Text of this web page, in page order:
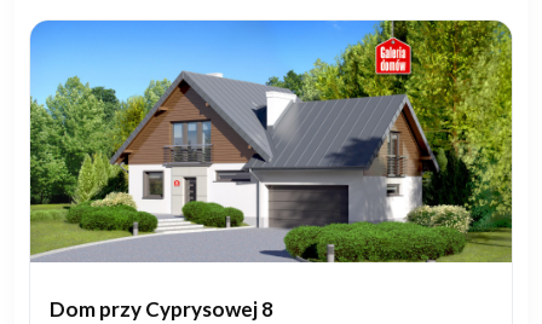
Dom przy Cyprysowej 8